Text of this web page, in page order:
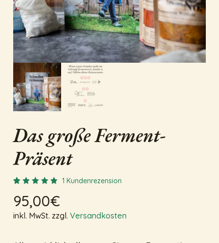
Das große Ferment-
Präsent
mit5.00
von 5,
basierend
auf
1 Kundenrezension
95,00€
inkl. MwSt. zzgl. Versandkosten
Name*
E-Mail*